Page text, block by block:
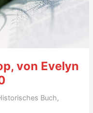
von Evelyn
Buch,